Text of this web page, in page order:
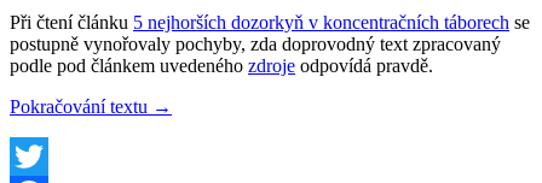
Při čtení článku 5 nejhorších dozorkyň v koncentračních táborech se
postupně vynořovaly pochyby, zda doprovodný text zpracovaný
podle pod článkem uvedeného zdroje odpovídá pravdě.
Pokračování textu Reakce:
→